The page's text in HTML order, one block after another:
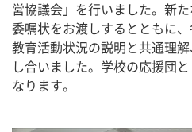
営協議会」を行いました。新
委嘱状をお渡しするとともに
教育活動状況の説明と共通理
し合いました。学校の応援団
なります。